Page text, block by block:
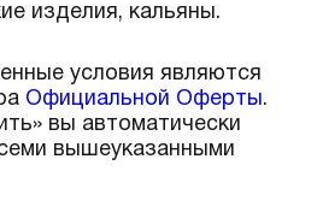
изделия, кальяны.
условия являются
Официальной Оферты.
вы автоматически
вышеуказанными